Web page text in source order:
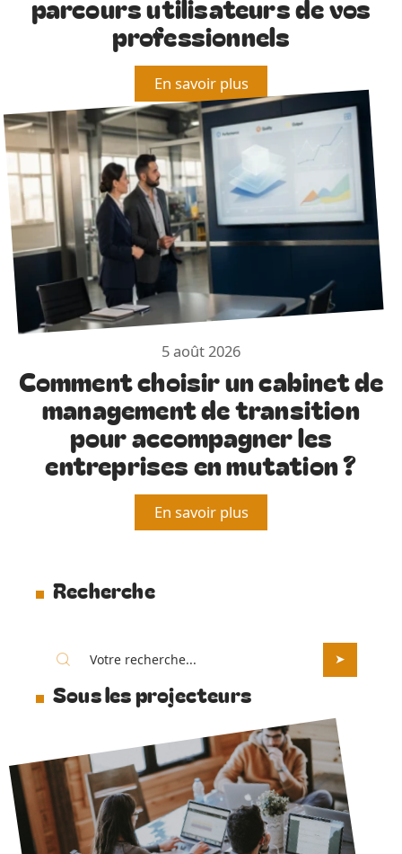
parcours utilisateurs de vos
professionnels
En savoir plus
5 août 2026
Comment choisir un cabinet de
management de transition
pour accompagner les
entreprises en mutation ?
En savoir plus
Recherche
Sous les projecteurs